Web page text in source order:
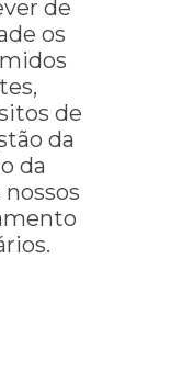
de
os
de
da
da